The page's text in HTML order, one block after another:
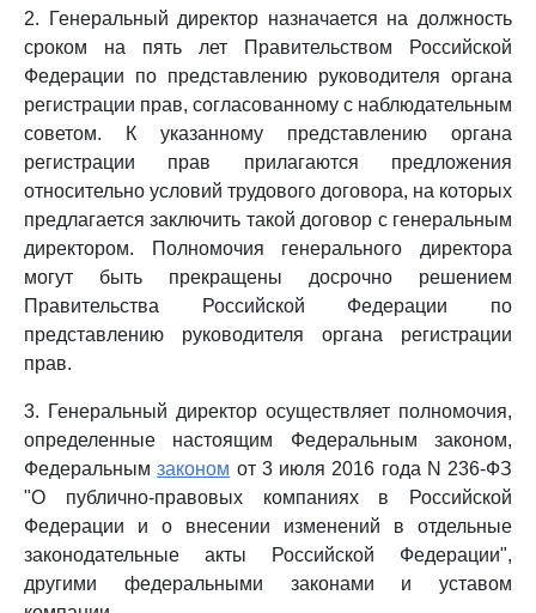
2. Генеральный директор назначается на должность
сроком на пять лет Правительством Российской
Федерации по представлению руководителя органа
регистрации прав, согласованному с наблюдательным
советом. К указанному представлению органа
регистрации прав прилагаются предложения
относительно условий трудового договора, на которых
предлагается заключить такой договор с генеральным
директором. Полномочия генерального директора
могут быть прекращены досрочно решением
Правительства Российской Федерации по
представлению руководителя органа регистрации
прав.
3. Генеральный директор осуществляет полномочия,
определенные настоящим Федеральным законом,
Федеральнымзаконом от 3 июля 2016 года N 236-ФЗ
"О публично-правовых компаниях в Российской
Федерации и о внесении изменений в отдельные
законодательные акты Российской Федерации",
другими федеральными законами и уставом